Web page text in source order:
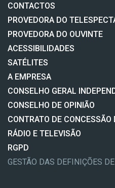
CONTACTOS
PROVEDORA DO
PROVEDORA DO OUVINTE
ACESSIBILIDADES
SATÉLITES
A EMPRESA
CONSELHO GERAL
CONSELHO DE OPINIÃO
CONTRATO DE
RÁDIO E TELEVISÃO
RGPD
GESTÃO DAS DEFINIÇÕES